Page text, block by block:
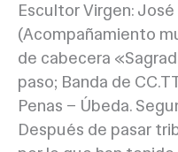
Escultor Virgen: José
(Acompañamiento
de cabecera
paso; Banda de
Penas – Úbeda.
Después de pasar